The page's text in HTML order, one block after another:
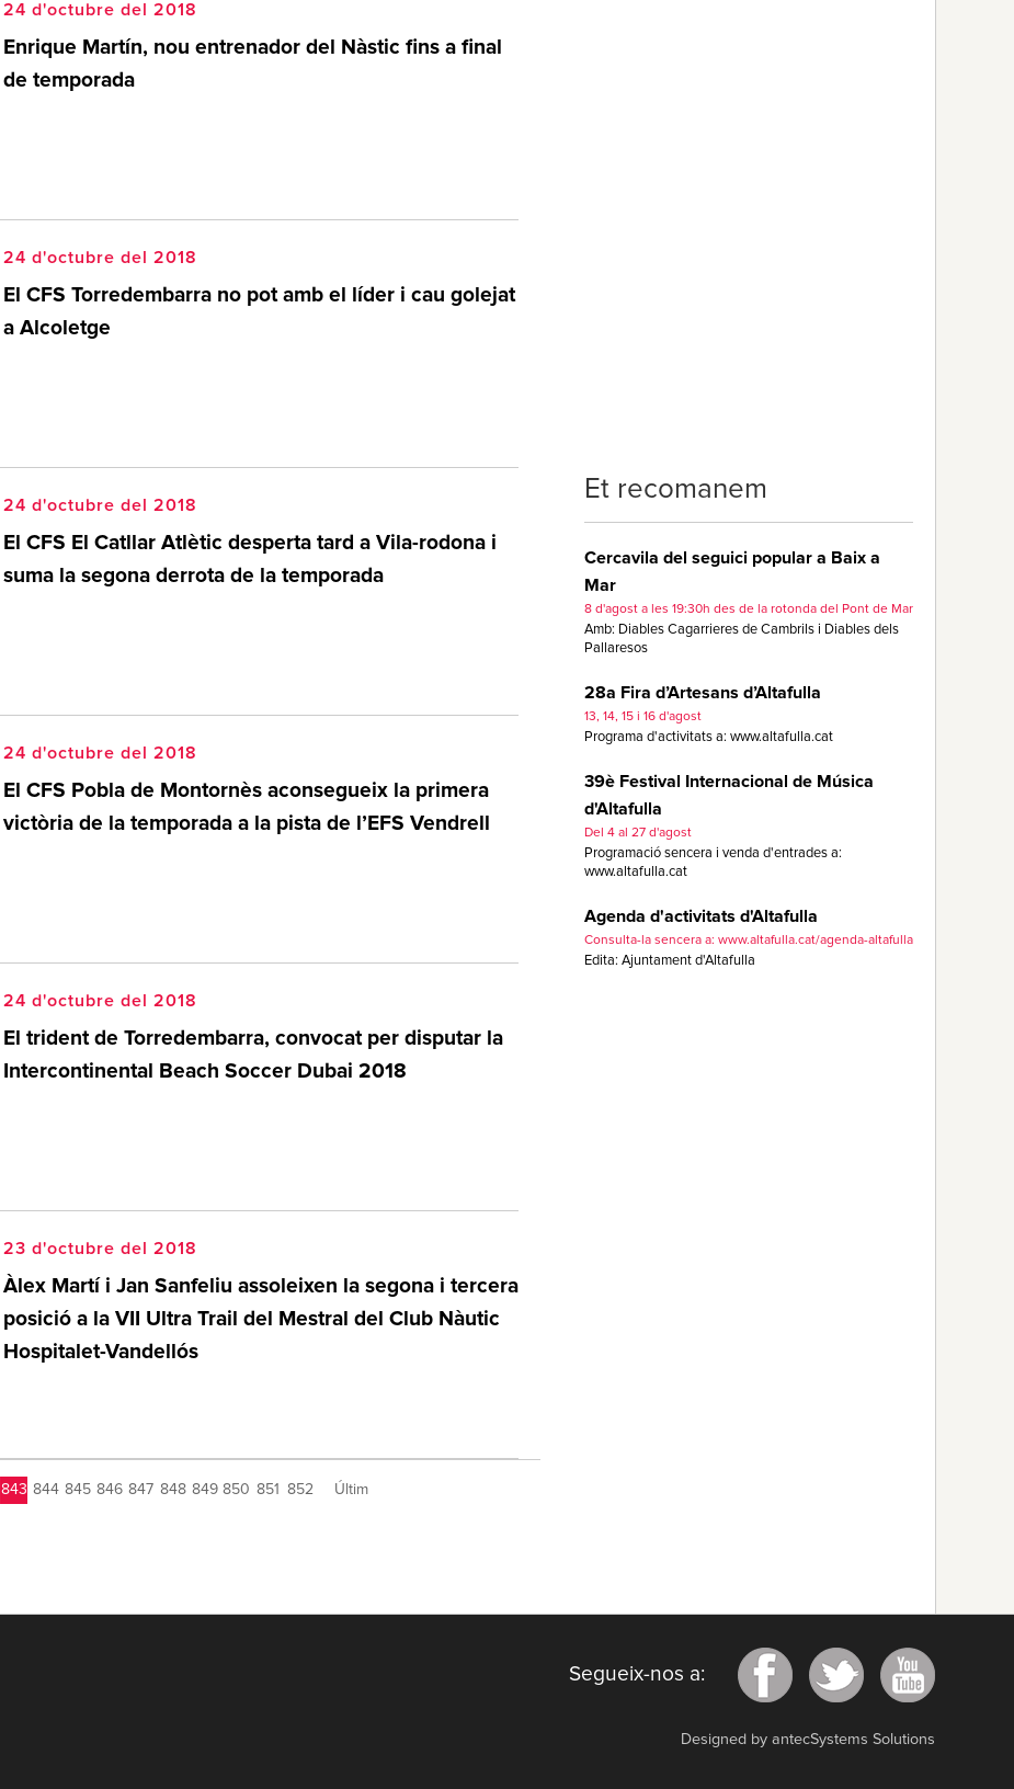
24 d'octubre del 2018
Enrique Martín, nou entrenador del Nàstic fins a final
de temporada
24 d'octubre del 2018
El CFS Torredembarra no pot amb el líder i cau golejat
a Alcoletge
24 d'octubre del 2018
El CFS El Catllar Atlètic desperta tard a Vila-rodona i
suma la segona derrota de la temporada
24 d'octubre del 2018
El CFS Pobla de Montornès aconsegueix la primera
victòria de la temporada a la pista de l’EFS Vendrell
24 d'octubre del 2018
El trident de Torredembarra, convocat per disputar la
Intercontinental Beach Soccer Dubai 2018
23 d'octubre del 2018
Àlex Martí i Jan Sanfeliu assoleixen la segona i tercera
posició a la VII Ultra Trail del Mestral del Club Nàutic
Hospitalet-Vandellós
843 844 845 846 847 848 849 850 851 852 Últim
Et recomanem
Cercavila del seguici popular a Baix a
Mar
8 d'agost a les 19:30h des de la rotonda del Pont de Mar
Amb: Diables Cagarrieres de Cambrils i Diables dels
Pallaresos
28a Fira d’Artesans d’Altafulla
13, 14, 15 i 16 d'agost
Programa d'activitats a: www.altafulla.cat
39è Festival Internacional de Música
d'Altafulla
Del 4 al 27 d'agost
Programació sencera i venda d'entrades a:
www.altafulla.cat
Agenda d'activitats d'Altafulla
Consulta-la sencera a: www.altafulla.cat/agenda-altafulla
Edita: Ajuntament d'Altafulla
Segueix-nos a:
Designed by antecSystems Solutions